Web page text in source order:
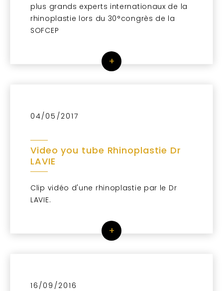
plus grands experts internationaux de la
rhinoplastie lors du 30°congrès de la
SOFCEP
+
04/05/2017
Video you tube Rhinoplastie Dr
LAVIE
Clip vidéo d'une rhinoplastie par le Dr
LAVIE.
+
16/09/2016